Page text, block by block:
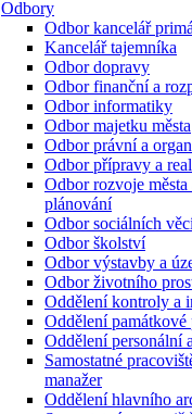
Odbory
Odbor kancelář
Kancelář tajemníka
Odbor dopravy
Odbor finanční a
Odbor informatiky
Odbor majetku města
Odbor právní a
Odbor přípravy a
Odbor rozvoje města
plánování
Odbor sociálních
Odbor školství
Odbor výstavby a
Odbor životního
Oddělení kontroly a
Oddělení památkové
Oddělení personální
Samostatné
manažer
Oddělení hlavního